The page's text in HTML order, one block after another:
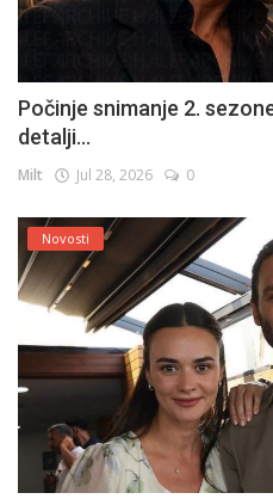
Počinje snimanje 2.
detalji...
Milt Jul 28, 2026 0
Novosti